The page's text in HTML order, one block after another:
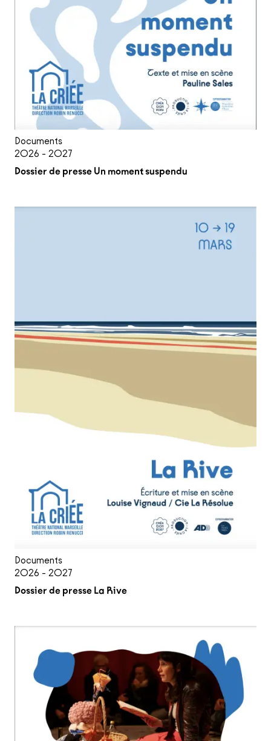
Documents
2026 - 2027
Dossier de presse Un moment suspendu
Documents
2026 - 2027
Dossier de presse La Rive